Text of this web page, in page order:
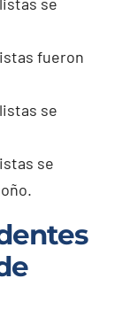
fueron
se
se